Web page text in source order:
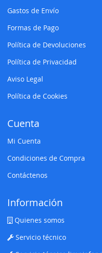
Gastos de Envío
Formas de Pago
Política de Devoluciones
Política de Privacidad
Aviso Legal
Política de Cookies
Cuenta
Mi Cuenta
Condiciones de Compra
Contáctenos
Información
Quienes somos
Servicio técnico